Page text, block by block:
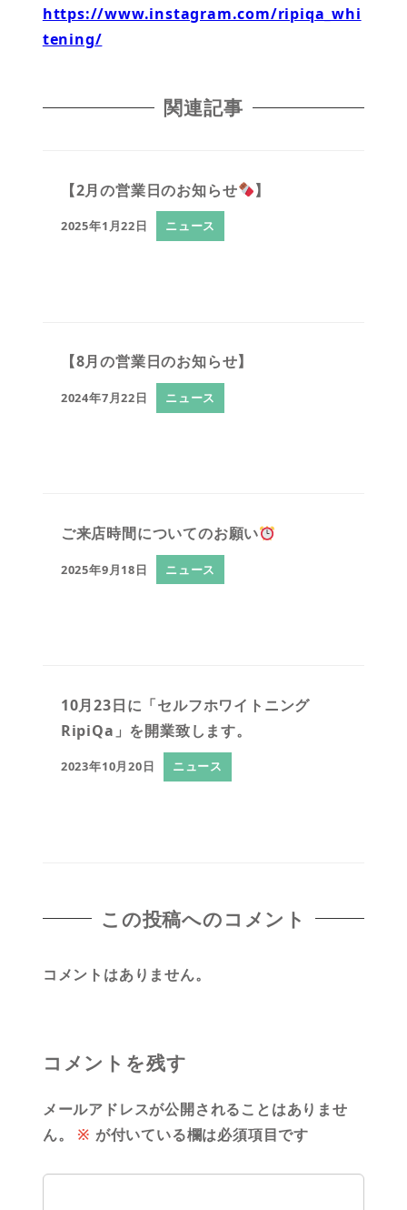
https://www.instagram.com/ripiqa_whi
tening/
関連記事
【2月の営業日のお知らせ 】
2025年1月22日 ニュース
【8月の営業日のお知らせ】
2024年7月22日 ニュース
ご来店時間についてのお願い
2025年9月18日 ニュース
10月23日に「セルフホワイトニング
RipiQa」を開業致します。
2023年10月20日 ニュース
この投稿へのコメント
コメントはありません。
コメントを残す
メールアドレスが公開されることはありませ
ん。
※ が付いている欄は必須項目です